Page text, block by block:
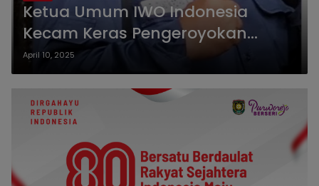
Ketua Umum IWO Indonesia
Kecam Keras Pengeroyokan
Wartawan di Subang : Tangkap
Siapapun Pelakunya
April 10, 2025